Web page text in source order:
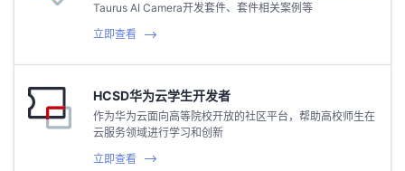
Taurus AI Camera开发套件、套件相关案例等
立即查看
HCSD华为云学生开发者
作为华为云面向高等院校开放的社区平台，帮助高校师生在
云服务领域进行学习和创新
立即查看